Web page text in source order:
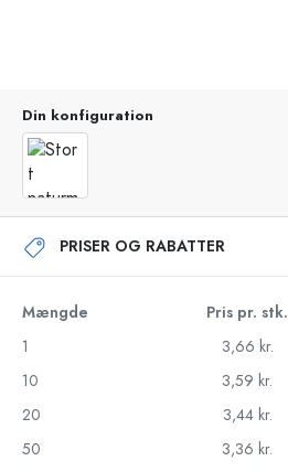
Din konfiguration
PRISER OG RABATTER
Mængde Pris pr. stk.
1
3,66 kr.
10
3,59 kr.
20
3,44 kr.
50
3,36 kr.